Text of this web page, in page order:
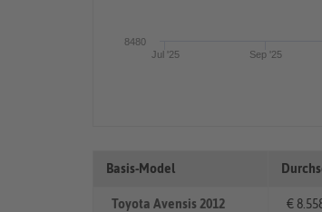
Jul '25 Sep '25
8480
Basis-Model
Toyota Avensis 2012 €